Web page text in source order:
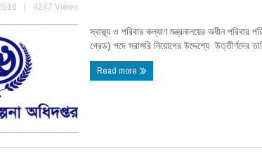
4247 Views
স্বাস্থ্য ও পরিবার কল্যাণ মন্ত্রনালয়ের অধীন পরিবার
গ্রেড) পদে সরাসরি নিয়োগের উদ্দেশ্যে উত্তীর্ণদের
Read more